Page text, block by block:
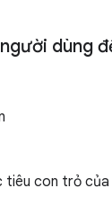
dùng
con trỏ